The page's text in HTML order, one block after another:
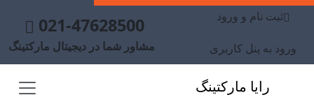
ثبت نام و ورود
ورود به پنل کاربری
021-47628500
مشاور شما در دیجیتال مارکتینگ
رایا مارکتینگ